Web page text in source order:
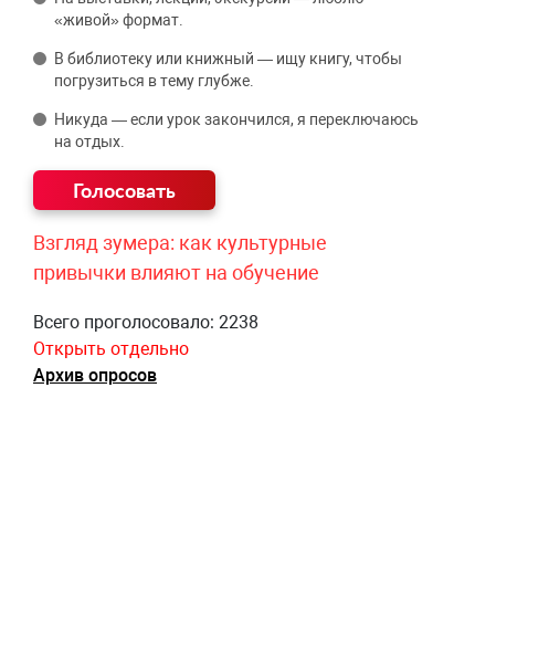
«живой» формат.
В библиотеку или книжный — ищу книгу, чтобы
погрузиться в тему глубже.
Никуда — если урок закончился, я переключаюсь
на отдых.
Взгляд зумера: как культурные
привычки влияют на обучение
Всего проголосовало: 2238
Открыть отдельно
Архив опросов